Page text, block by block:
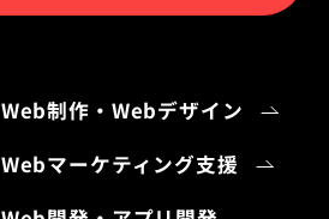
Web制作・Webデザイン
Webマーケティング支援